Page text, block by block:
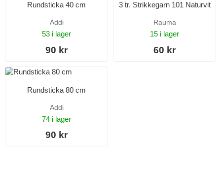
Rundsticka 40 cm
Addi
53 i lager
90 kr
3 tr. Strikkegarn 101 Naturvit
Rauma
15 i lager
60 kr
Rundsticka 80 cm
Addi
74 i lager
90 kr